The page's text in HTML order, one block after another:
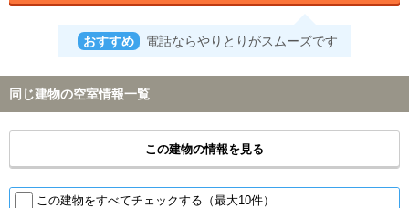
おすすめ 電話ならやりとりがスムーズです
同じ建物の空室情報一覧
この建物の情報を見る
この建物をすべてチェックする（最大10件）